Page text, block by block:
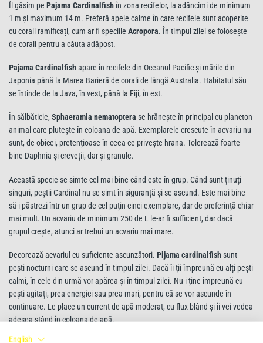
Îl găsim pe Pajama Cardinalfishîn zona recifelor, la adâncimi de minimum
1 m și maximum 14 m. Preferă apele calme în care recifele sunt acoperite
cu corali ramificați, cum ar fi speciile Acropora. În timpul zilei se folosește
de corali pentru a căuta adăpost.
Pajama Cardinalfishapare în recifele din Oceanul Pacific și mările din
Japonia până la Marea Barieră de corali de lângă Australia. Habitatul său
se întinde de la Java, în vest, până la Fiji, în est.
În sălbăticie, Sphaeramia nematoptera se hrănește în principal cu plancton
animal care plutește în coloana de apă. Exemplarele crescute în acvariu nu
sunt, de obicei, pretențioase în ceea ce privește hrana. Tolerează foarte
bine Daphnia și creveții, dar și granule.
Această specie se simte cel mai bine când este în grup. Când sunt ținuți
singuri, peștii Cardinal nu se simt în siguranță și se ascund. Este mai bine
să-i păstrezi într-un grup de cel puțin cinci exemplare, dar de preferință chiar
mai mult. Un acvariu de minimum 250 de L le-ar fi sufficient, dar dacă
grupul crește, atunci ar trebui un acvariu mai mare.
Decorează acvariul cu suficiente ascunzători. Pijama cardinalfishsunt
pești nocturni care se ascund în timpul zilei. Dacă îi ții împreună cu alți pești
calmi, în cele din urmă vor apărea și în timpul zilei. Nu-i ține împreună cu
pești agitați, prea energici sau prea mari, pentru că se vor ascunde în
continuare. Le place un current de apă moderat, cu flux blând și îi vei vedea
adesea stând în coloana de apă.
English